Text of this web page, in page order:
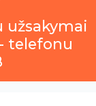
telefonu